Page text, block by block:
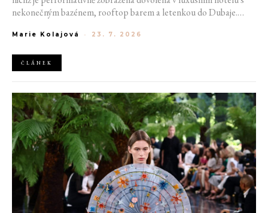
nekonečným bazénem, rooftop barem a letenkou do Dubaje.
horách. Ranní koupání v lomu. Výlet vlakem na Šumavu.
Marie Kolajová - 23. 7. 2026
ČLÁNEK